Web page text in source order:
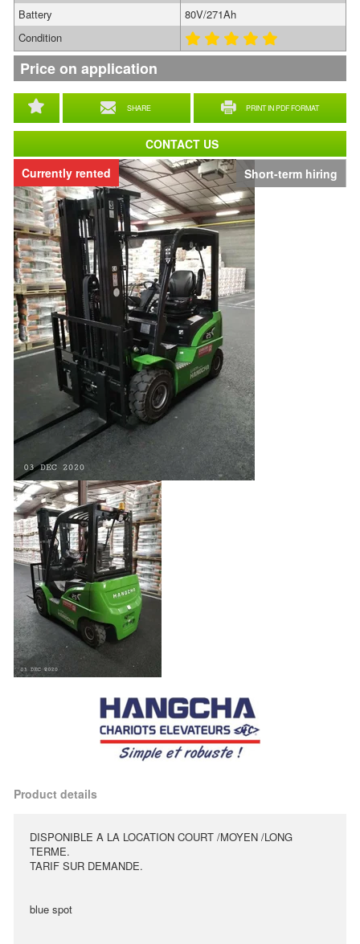
Short-term hiring
Currently rented
SHARE PRINT IN PDF FORMAT
Battery
80V/271Ah
Condition
Price on application
Product details
DISPONIBLE A LA LOCATION COURT /MOYEN /LONG
TERME.
TARIF SUR DEMANDE.
blue spot
CONTACT US